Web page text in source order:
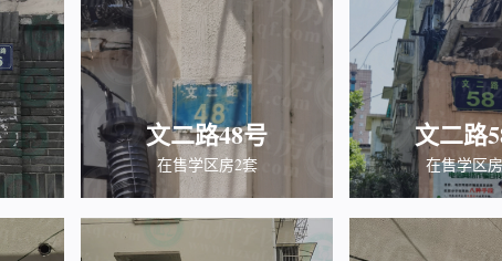
文二路48号
在售学区房2套
文二路
在售学区